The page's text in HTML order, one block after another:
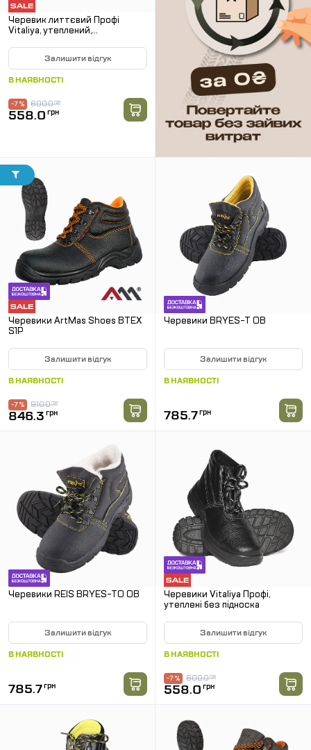
Черевик литтєвий Профі
Vitaliya, утеплений,
Залишити відгук
В НАЯВНОСТІ
600.0грн
-7 %
558.0 грн
Черевики ArtMas Shoes BTEX
S1P
Залишити відгук
В НАЯВНОСТІ
910.0грн
-7 %
846.3 грн
Черевики BRYES-T OB
Залишити відгук
В НАЯВНОСТІ
785.7грн
Черевики REIS BRYES-TO OB
Залишити відгук
В НАЯВНОСТІ
785.7грн
Черевики Vitaliya Профі,
утеплені без підноска
Залишити відгук
В НАЯВНОСТІ
600.0грн
-7 %
558.0 грн